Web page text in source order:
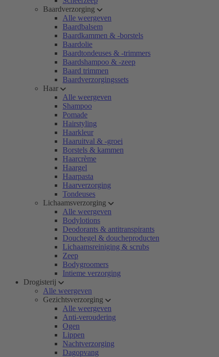
Baardverzorging
Alle weergeven
Baardbalsem
Baardkammen & -borstels
Baardolie
Baardtondeuses & -trimmers
Baardshampoo & -zeep
Baard trimmen
Baardverzorgingssets
Haar
Alle weergeven
Shampoo
Pomade
Hairstyling
Haarkleur
Haaruitval & -groei
Borstels & kammen
Haarcrème
Haargel
Haarpasta
Haarverzorging
Tondeuses
Lichaamsverzorging
Alle weergeven
Bodylotions
Deodorants & antitranspirants
Douchegel & doucheproducten
Lichaamsreiniging & scrubs
Zeep
Bodygroomers
Intieme verzorging
Drogisterij
Alle weergeven
Gezichtsverzorging
Alle weergeven
Anti-veroudering
Ogen
Lippen
Nachtverzorging
Dagopvang